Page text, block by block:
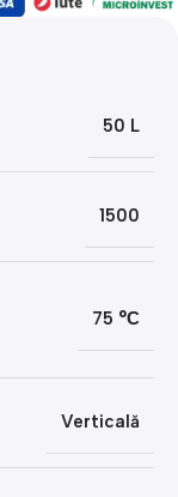
50 L
1500
75 °С
Verticală